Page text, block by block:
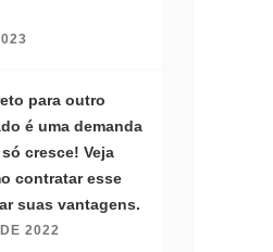
para outro
é uma demanda
cresce! Veja
contratar esse
suas vantagens.
2022